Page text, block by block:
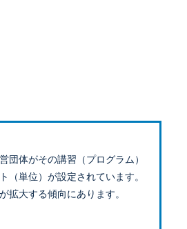
体がその講習（プログラム）
単位）が設定されています。
大する傾向にあります。